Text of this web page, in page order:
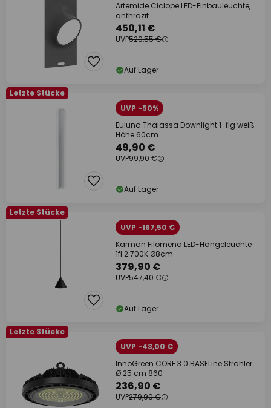
Artemide Ciclope LED-Einbauleuchte,
anthrazit
450,11 €
UVP529,55 €
Auf Lager
Letzte Stücke
UVP -50%
Euluna Thalassa Downlight 1-flg weiß
Höhe 60cm
49,90 €
UVP99,90 €
Auf Lager
Letzte Stücke
UVP -167,50 €
Karman Filomena LED-Hängeleuchte
1fl 2.700K Ø8cm
379,90 €
UVP547,40 €
Auf Lager
Letzte Stücke
UVP -43,00 €
InnoGreen CORE 3.0 BASELine Strahler
Ø 25 cm 860
236,90 €
UVP279,90 €